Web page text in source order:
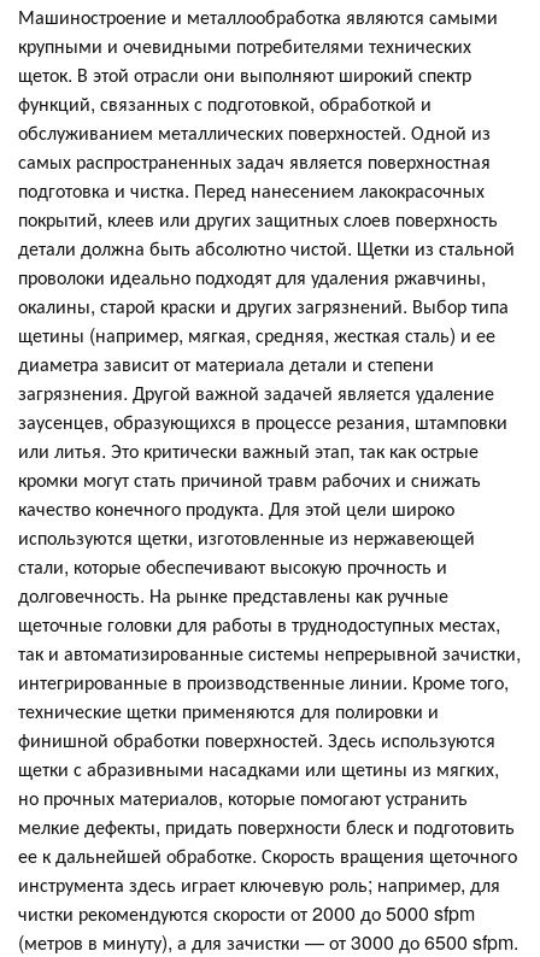
Машиностроение и металлообработка являются самыми
крупными и очевидными потребителями технических
щеток. В этой отрасли они выполняют широкий спектр
функций, связанных с подготовкой, обработкой и
обслуживанием металлических поверхностей. Одной из
самых распространенных задач является поверхностная
подготовка и чистка. Перед нанесением лакокрасочных
покрытий, клеев или других защитных слоев поверхность
детали должна быть абсолютно чистой. Щетки из стальной
проволоки идеально подходят для удаления ржавчины,
окалины, старой краски и других загрязнений. Выбор типа
щетины (например, мягкая, средняя, жесткая сталь) и ее
диаметра зависит от материала детали и степени
загрязнения. Другой важной задачей является удаление
заусенцев, образующихся в процессе резания, штамповки
или литья. Это критически важный этап, так как острые
кромки могут стать причиной травм рабочих и снижать
качество конечного продукта. Для этой цели широко
используются щетки, изготовленные из нержавеющей
стали, которые обеспечивают высокую прочность и
долговечность. На рынке представлены как ручные
щеточные головки для работы в труднодоступных местах,
так и автоматизированные системы непрерывной зачистки,
интегрированные в производственные линии. Кроме того,
технические щетки применяются для полировки и
финишной обработки поверхностей. Здесь используются
щетки с абразивными насадками или щетины из мягких,
но прочных материалов, которые помогают устранить
мелкие дефекты, придать поверхности блеск и подготовить
ее к дальнейшей обработке. Скорость вращения щеточного
инструмента здесь играет ключевую роль; например, для
чистки рекомендуются скорости от 2000 до 5000 sfpm
(метров в минуту), а для зачистки — от 3000 до 6500 sfpm.